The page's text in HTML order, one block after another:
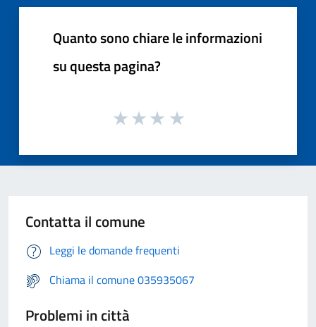
Quanto sono chiare le informazioni
su questa pagina?
Contatta il comune
Leggi le domande frequenti
Chiama il comune 035935067
Problemi in città